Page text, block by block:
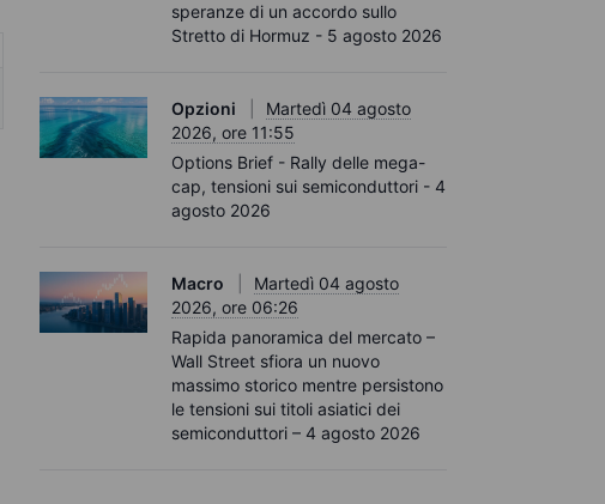
speranze di un accordo sullo
Stretto di Hormuz - 5 agosto 2026
Opzioni
Martedì 04 agosto
2026, ore 11:55
Options Brief - Rally delle mega-
cap, tensioni sui semiconduttori - 4
agosto 2026
Macro
Martedì 04 agosto
2026, ore 06:26
Rapida panoramica del mercato –
Wall Street sfiora un nuovo
massimo storico mentre persistono
le tensioni sui titoli asiatici dei
semiconduttori – 4 agosto 2026